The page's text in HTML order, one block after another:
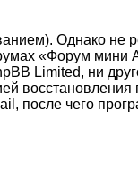
Однако не
«Форум мини
Limited, ни
после чего